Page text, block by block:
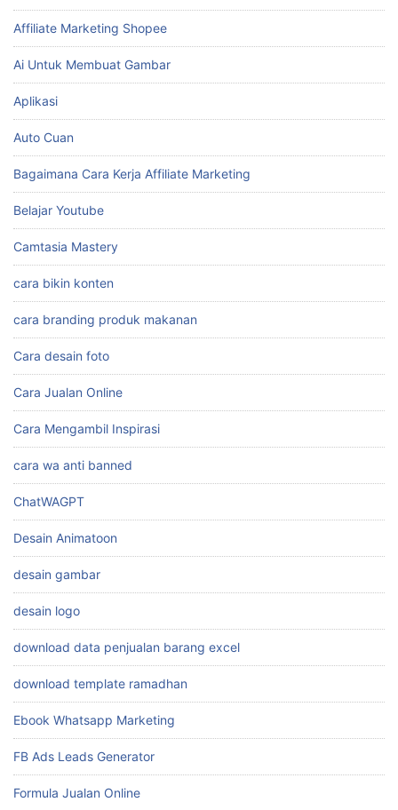
Affiliate Marketing Shopee
Ai Untuk Membuat Gambar
Aplikasi
Auto Cuan
Bagaimana Cara Kerja Affiliate Marketing
Belajar Youtube
Camtasia Mastery
cara bikin konten
cara branding produk makanan
Cara desain foto
Cara Jualan Online
Cara Mengambil Inspirasi
cara wa anti banned
ChatWAGPT
Desain Animatoon
desain gambar
desain logo
download data penjualan barang excel
download template ramadhan
Ebook Whatsapp Marketing
FB Ads Leads Generator
Formula Jualan Online